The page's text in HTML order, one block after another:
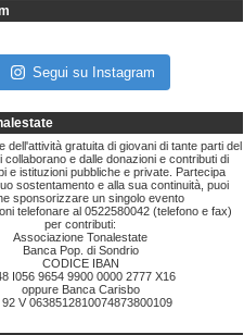
Segui su Instagram
dell'attività gratuita di giovani di tante parti del
collaborano e dalle donazioni e contributi di
e istituzioni pubbliche e private. Partecipa
sostentamento e alla sua continuità, puoi
sponsorizzare un singolo evento
telefonare al 0522580042 (telefono e fax)
per contributi:
Associazione Tonalestate
Banca Pop. di Sondrio
CODICE IBAN
I056 9654 9900 0000 2777 X16
oppure Banca Carisbo
92 V 0638512810074873800109